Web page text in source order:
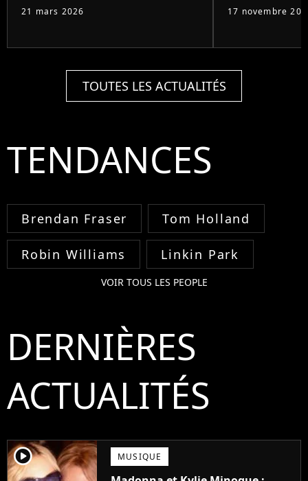
21 mars 2026 17 novembre
TOUTES LES ACTUALITÉS
TENDANCES
Brendan Fraser Tom Holland
Robin Williams Linkin Park
VOIR TOUS LES PEOPLE
DERNIÈRES
ACTUALITÉS
player2 MUSIQUE